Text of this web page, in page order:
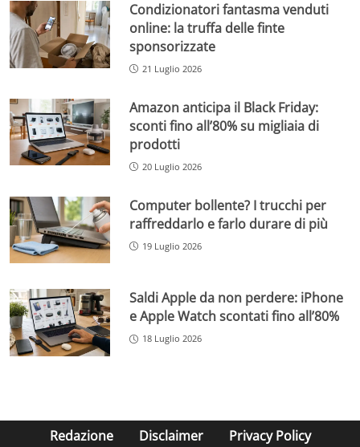
Condizionatori fantasma venduti
online: la truffa delle finte
sponsorizzate
21 Luglio 2026
Amazon anticipa il Black Friday:
sconti fino all’80% su migliaia di
prodotti
20 Luglio 2026
Computer bollente? I trucchi per
raffreddarlo e farlo durare di più
19 Luglio 2026
Saldi Apple da non perdere: iPhone
e Apple Watch scontati fino all’80%
18 Luglio 2026
Redazione Disclaimer Privacy Policy